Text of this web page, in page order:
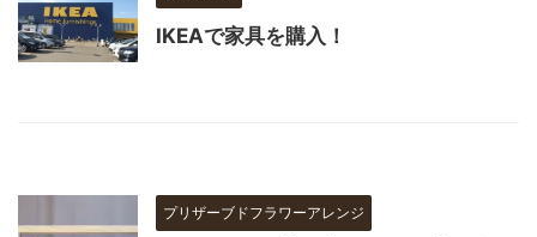
IKEAで家具を購入！
プリザーブドフラワーアレンジ